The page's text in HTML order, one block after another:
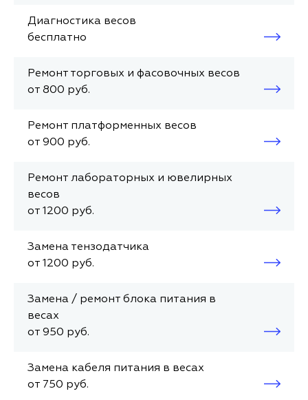
Диагностика весов
бесплатно
Ремонт торговых и фасовочных весов
от 800 руб.
Ремонт платформенных весов
от 900 руб.
Ремонт лабораторных и ювелирных
весов
от 1200 руб.
Замена тензодатчика
от 1200 руб.
Замена / ремонт блока питания в
весах
от 950 руб.
Замена кабеля питания в весах
от 750 руб.